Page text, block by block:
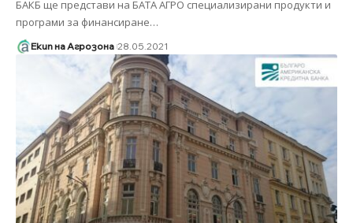
БАКБ ще представи на БАТА АГРО специализирани продукти и
програми за финансиране…
Екип на Агрозона 28.05.2021